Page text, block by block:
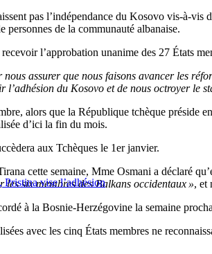
pas l’indépendance du Kosovo vis-à-
de la communauté albanaise.
l’approbation unanime des 27 États
assurer que nous faisons avancer les
du Kosovo et de nous octroyer le
alors que la République tchèque préside
d’ici la fin du mois.
aux Tchèques le 1er janvier.
vise l’adhésion
cette semaine, Mme Osmani a déclaré
les six membres des Balkans occidentaux », et
à la Bosnie-Herzégovine la semaine
avec les cinq États membres ne